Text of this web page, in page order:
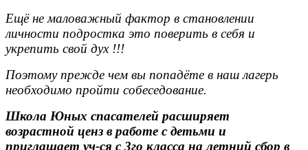
Ещё не маловажный фактор в становлении
личности подростка это поверить в себя и
укрепить свой дух !!!
Поэтому прежде чем вы попадёте в наш лагерь
необходимо пройти собеседование.
Школа Юных спасателей расширяет
возрастной ценз в работе с детьми и
приглашает уч-ся с 3го класса на летний сбор в